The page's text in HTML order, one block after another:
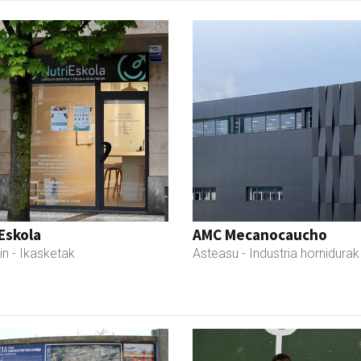
- Ikasketak
AMC Mecanocaucho
Asteasu - Industria hornidurak